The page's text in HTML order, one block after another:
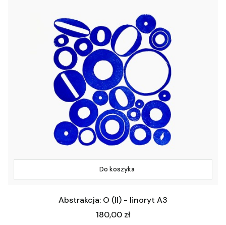
Do koszyka
Abstrakcja: O (II) - linoryt A3
Cena
180,00 zł